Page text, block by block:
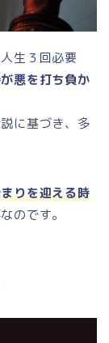
生３回必要
悪を打ち負か
に基づき、多
りを迎える時
のです。